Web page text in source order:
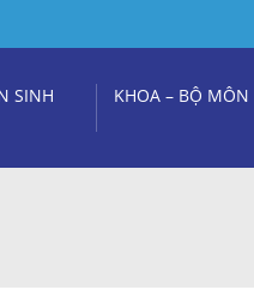
SINH KHOA – BỘ MÔN